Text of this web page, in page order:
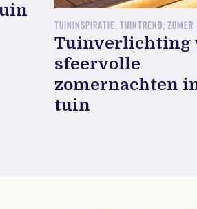
TUININSPIRATIE, TUINTREND, ZOMER
Tuinverlichting
sfeervolle
zomernachten
tuin